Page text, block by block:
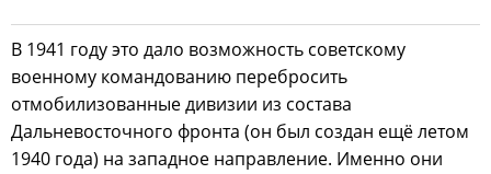
В 1941 году это дало возможность советскому
военному командованию перебросить
отмобилизованные дивизии из состава
Дальневосточного фронта (он был создан ещё летом
1940 года) на западное направление. Именно они